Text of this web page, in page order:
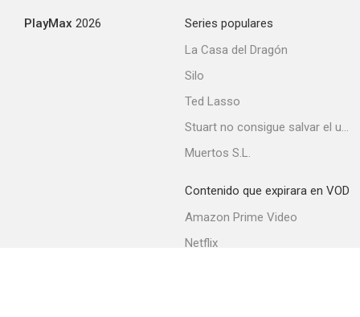
PlayMax 2026
Series populares
La Casa del Dragón
Silo
Ted Lasso
Stuart no consigue salvar el universo
Muertos S.L.
Contenido que expirara en VOD
Amazon Prime Video
Netflix